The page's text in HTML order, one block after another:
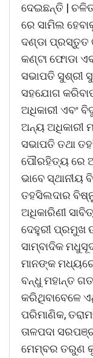
ଦେଇଛନ୍ତି | ଚଳିତ
ରେ ସାମିଲ
ଦଣ୍ଡା ପ୍ରସ୍ତୁତ
କଣ୍ଟା ଫୋଡା
ସଭାପତି ସୁଶ୍ରୀ
ସହଯୋଗ
ଅଧିକାରୀ ଏବଂ
ଅନ୍ୟ ଅଧିକାରୀ
ସଭାପତି ତଥା
ପୌରହିତ୍ୟ ରେ
ଭାବେ
ତହସିଲଦାର
ଅଧିକାରିଣୀ
ଦେହୁରୀ ପ୍ରମୁଖ
ସାମ୍ବାଦିକ
ମାନଙ୍କ
ବନ୍ଧୁ ମହାନ୍ତ
କରିଥିବାବେଳେ
ପରିମାଣିକ,
ତାଳପଦା
ମେମ୍ବର ତରୁଣ